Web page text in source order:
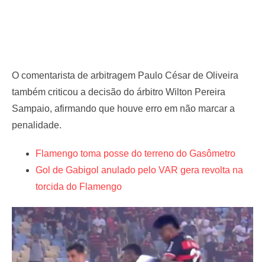
O comentarista de arbitragem Paulo César de Oliveira
também criticou a decisão do árbitro Wilton Pereira
Sampaio, afirmando que houve erro em não marcar a
penalidade.
Flamengo toma posse do terreno do Gasômetro
Gol de Gabigol anulado pelo VAR gera revolta na
torcida do Flamengo